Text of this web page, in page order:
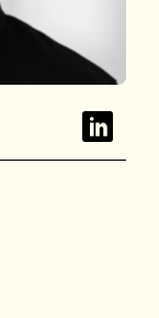
LinkedIn